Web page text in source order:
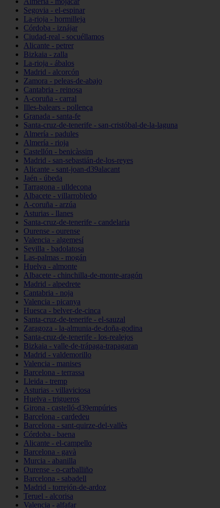
Segovia - el-espinar
La-rioja - hormilleja
Córdoba - iznájar
Ciudad-real - socuéllamos
Alicante - petrer
Bizkaia - zalla
La-rioja - ábalos
Madrid - alcorcón
Zamora - peleas-de-abajo
Cantabria - reinosa
A-coruña - carral
Illes-balears - pollença
Granada - santa-fe
Santa-cruz-de-tenerife - san-cristóbal-de-la-laguna
Almería - padules
Almería - rioja
Castellón - benicàssim
Madrid - san-sebastián-de-los-reyes
Alicante - sant-joan-d39alacant
Jaén - úbeda
Tarragona - ulldecona
Albacete - villarrobledo
A-coruña - arzúa
Asturias - llanes
Santa-cruz-de-tenerife - candelaria
Ourense - ourense
Valencia - algemesí
Sevilla - badolatosa
Las-palmas - mogán
Huelva - almonte
Albacete - chinchilla-de-monte-aragón
Madrid - alpedrete
Cantabria - noja
Valencia - picanya
Huesca - belver-de-cinca
Santa-cruz-de-tenerife - el-sauzal
Zaragoza - la-almunia-de-doña-godina
Santa-cruz-de-tenerife - los-realejos
Bizkaia - valle-de-trápaga-trapagaran
Madrid - valdemorillo
Valencia - manises
Barcelona - terrassa
Lleida - tremp
Asturias - villaviciosa
Huelva - trigueros
Girona - castelló-d39empúries
Barcelona - cardedeu
Barcelona - sant-quirze-del-vallès
Córdoba - baena
Alicante - el-campello
Barcelona - gavà
Murcia - abanilla
Ourense - o-carballiño
Barcelona - sabadell
Madrid - torrejón-de-ardoz
Teruel - alcorisa
Valencia - alfafar